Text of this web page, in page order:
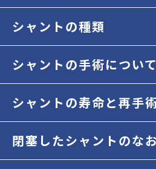
シャントの種類
シャントの手術について
シャントの寿命と再手
閉塞したシャントのな